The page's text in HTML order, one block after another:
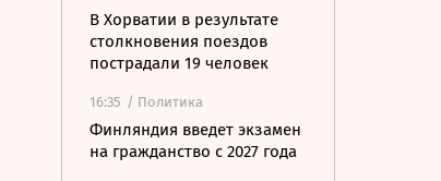
В Хорватии в результате
столкновения поездов
пострадали 19 человек
16:35 / Политика
Финляндия введет экзамен
на гражданство с 2027 года